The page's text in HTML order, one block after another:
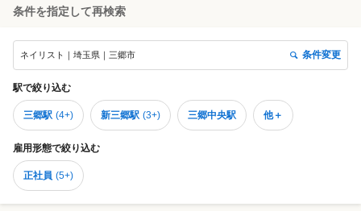
条件を指定して再検索
ネイリスト｜埼玉県｜三郷市 条件変更
駅で絞り込む
三郷駅 (4+) 新三郷駅 (3+) 三郷中央駅 他＋
雇用形態で絞り込む
正社員 (5+)